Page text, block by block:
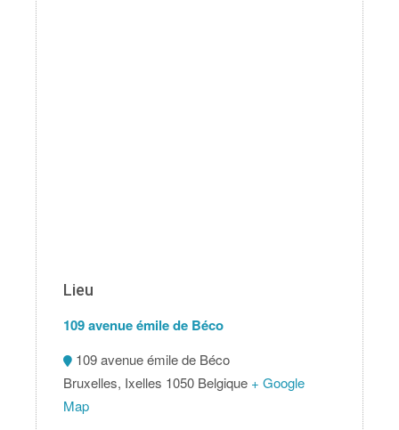
Lieu
109 avenue émile de Béco
109 avenue émile de Béco
Bruxelles, Ixelles 1050 Belgique + Google
Map